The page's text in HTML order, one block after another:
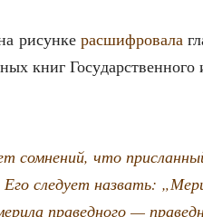
рисун­ке рас­шиф­ро­ва­ла
книг
сомне­ний, что
Его сле­ду­ет назвать:
пра­вед­но­го —